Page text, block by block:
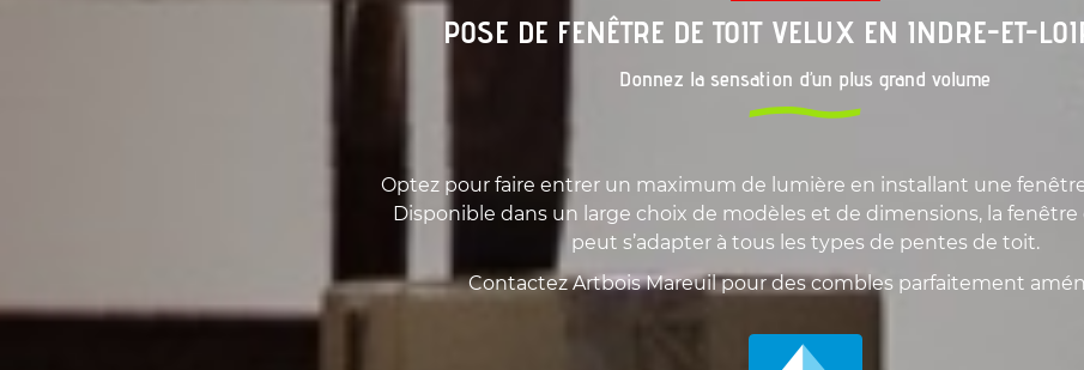
POSE DE FENÊTRE DE TOIT VELUX EN INDRE-ET-
Donnez la sensation d’un plus grand volume
Optez pour faire entrer un maximum de lumière en installant une
Disponible dans un large choix de modèles et de dimensions, la fenêtre
peut s’adapter à tous les types de pentes de toit.
Contactez Artbois Mareuil pour des combles parfaitement